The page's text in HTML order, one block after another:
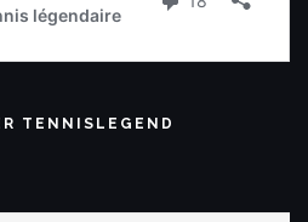
TENNISLEGEND